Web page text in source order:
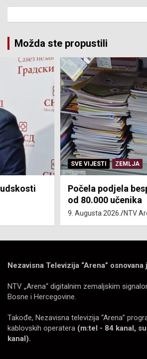
Možda ste propustili
SVE VIJESTI ZEMLJA
Počela podjela besplatnih
od 80.000 učenika
9. Augusta 2026. NTV Arena
Nezavisna Televizija “Arena”
NTV „Arena“ digitalnim zemaljskim
Bosne i Hercegovine.
Takođe, Nezavisna televizija “Arena”
kablovskih operatera (m:tel - 84 kanal,
kanal).